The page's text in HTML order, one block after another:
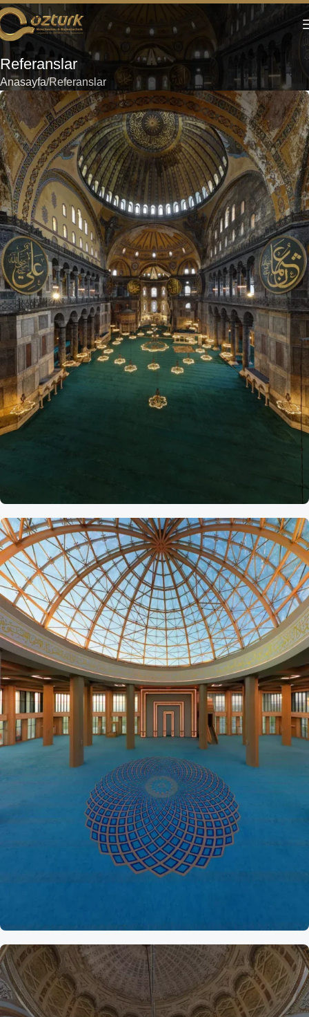
Referanslar
Anasayfa Referanslar
Referans
Ayasofya
Camii
Referans
Balikesir Çamlık Tepesi Şehitler
Camii